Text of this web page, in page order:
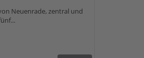
Neuenrade, zentral und